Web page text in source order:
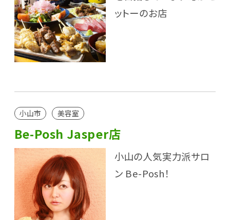
ットーのお店
小山市 美容室
Be-Posh Jasper店
小山の人気実力派サロ
ン Be-Posh！